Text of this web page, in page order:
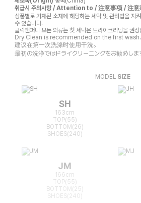
취급시 주의사항 / Attention to / 注意事项 / 注意
상품별로 기재된 소재에 해당하는 세탁 및 관리법을 지
수 있습니다.
클릭앤퍼니 모든 의류는 첫 세탁은 드라이크리닝을 권장
Dry Clean is recommended on the first wash.
建议在第一次洗涤时使用干洗。
最初の洗浄ではドライクリーニングをお勧めしま
MODEL SIZE
SH
163cm
TOP(55)
BOTTOM(26)
SHOES(240)
JM
166cm
TOP(55)
BOTTOM(25)